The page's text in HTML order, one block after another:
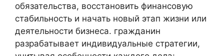
обязательства, восстановить финансовую
стабильность и начать новый этап жизни или
деятельности бизнеса. гражданин
разрабатывает индивидуальные стратегии,